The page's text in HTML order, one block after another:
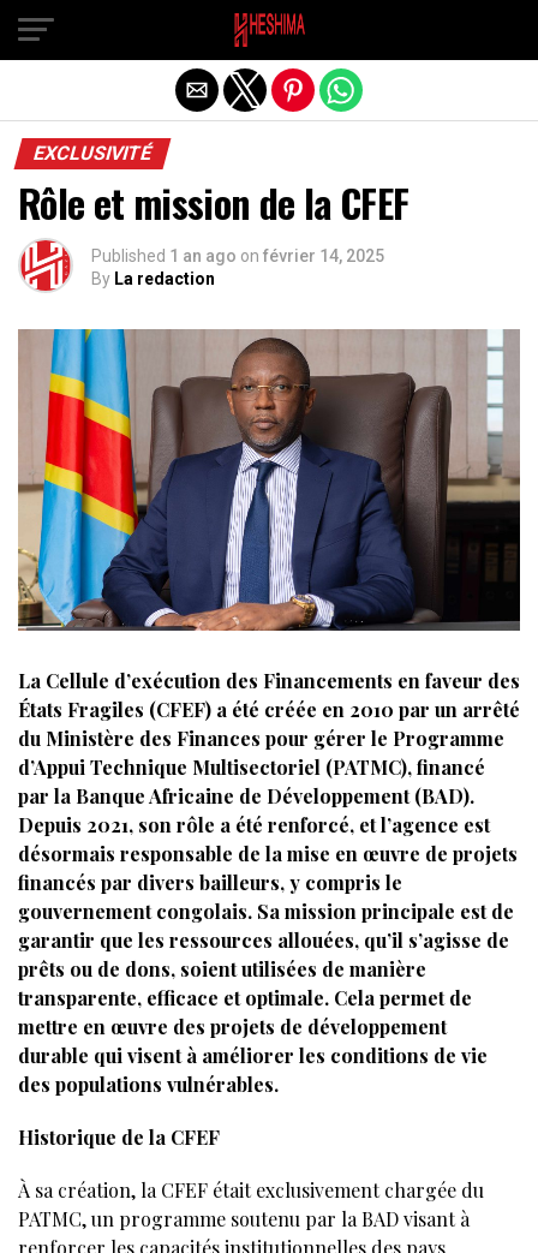
EXCLUSIVITÉ
Rôle et mission de la CFEF
Published 1 an ago on février 14, 2025
By La redaction
La Cellule d’exécution des Financements en faveur des
États Fragiles (CFEF) a été créée en 2010 par un arrêté
du Ministère des Finances pour gérer le Programme
d’Appui Technique Multisectoriel (PATMC), financé
par la Banque Africaine de Développement (BAD).
Depuis 2021, son rôle a été renforcé, et l’agence est
désormais responsable de la mise en œuvre de projets
financés par divers bailleurs, y compris le
gouvernement congolais. Sa mission principale est de
garantir que les ressources allouées, qu’il s’agisse de
prêts ou de dons, soient utilisées de manière
transparente, efficace et optimale. Cela permet de
mettre en œuvre des projets de développement
durable qui visent à améliorer les conditions de vie
des populations vulnérables.
Historique de la CFEF
À sa création, la CFEF était exclusivement chargée du
PATMC, un programme soutenu par la BAD visant à
renforcer les capacités institutionnelles des pays
Quitter la version mobile